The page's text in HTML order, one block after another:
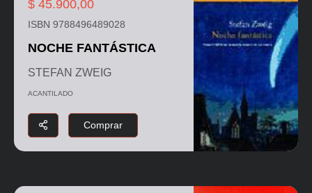
$ 45.900,00
ISBN 9788496489028
NOCHE FANTÁSTICA
STEFAN ZWEIG
ACANTILADO
Comprar